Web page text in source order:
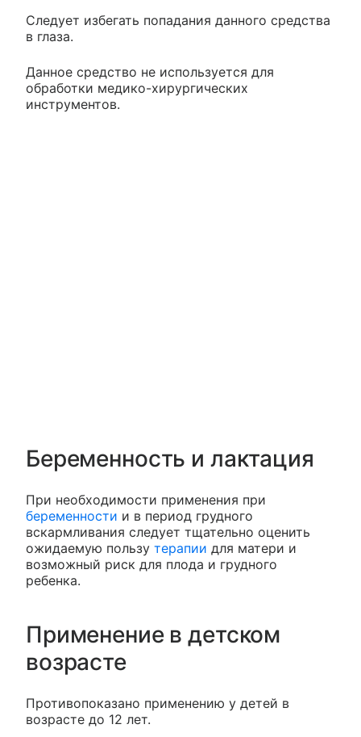
Следует избегать попадания данного средства
в глаза.
Данное средство не используется для
обработки медико-хирургических
инструментов.
Беременность и лактация
При необходимости применения при
беременности и в период грудного
вскармливания следует тщательно оценить
ожидаемую пользу терапии для матери и
возможный риск для плода и грудного
ребенка.
Применение в детском
возрасте
Противопоказано применению у детей в
возрасте до 12 лет.